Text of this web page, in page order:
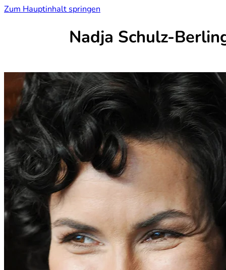
Zum Hauptinhalt springen
Nadja Schulz-